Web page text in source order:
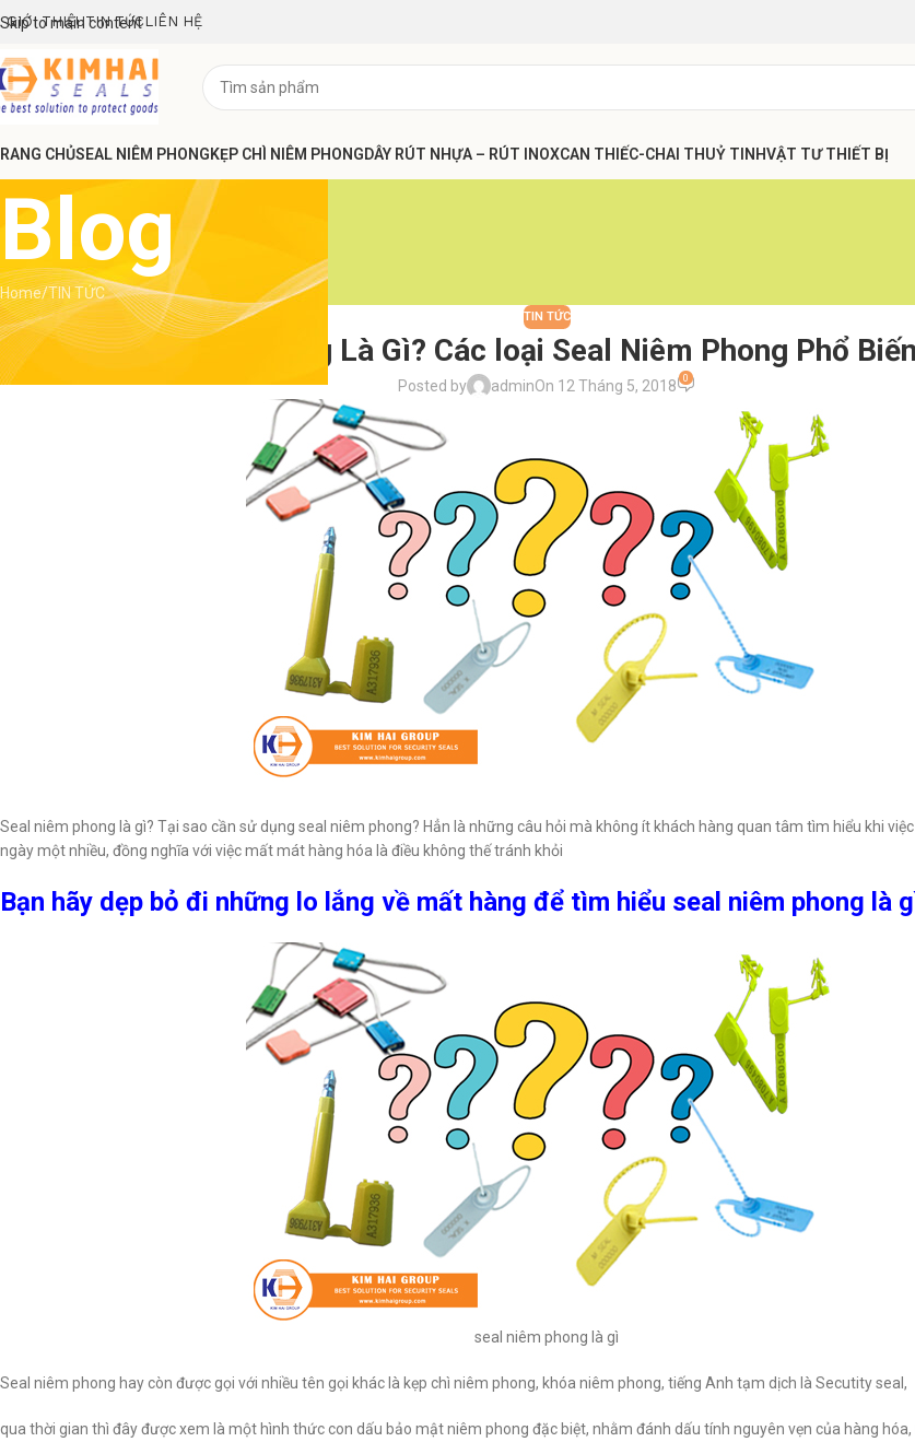
Skip to main content
GIỚI THIỆUTIN TỨC LIÊN HỆ
CHỦSEAL NIÊM PHONGKẸP CHÌ NIÊM PHONGDÂY RÚT NHỰA – RÚT INOXCAN THIẾC-CHAI THUỶ TINHVẬT TƯ THIẾT BỊ
Blog
Home TIN TỨC
TIN TỨC
Seal Niêm Phong Là Gì? Các loại Seal Niêm Phong Phổ
Posted by adminOn 12 Tháng 5, 2018 0
Seal niêm phong là gì? Tại sao cần sử dụng seal niêm phong? Hẳn là những câu hỏi mà không ít khách hàng quan tâm tìm hiểu khi
ngày một nhiều, đồng nghĩa với việc mất mát hàng hóa là điều không thế tránh khỏi
Bạn hãy dẹp bỏ đi những lo lắng về mất hàng để tìm hiểu seal niêm phong là
seal niêm phong là gì
Seal niêm phong hay còn được gọi với nhiều tên gọi khác là kẹp chì niêm phong, khóa niêm phong, tiếng Anh tạm dịch là Secutity seal,
qua thời gian thì đây được xem là một hình thức con dấu bảo mật niêm phong đặc biệt, nhằm đánh dấu tính nguyên vẹn của hàng